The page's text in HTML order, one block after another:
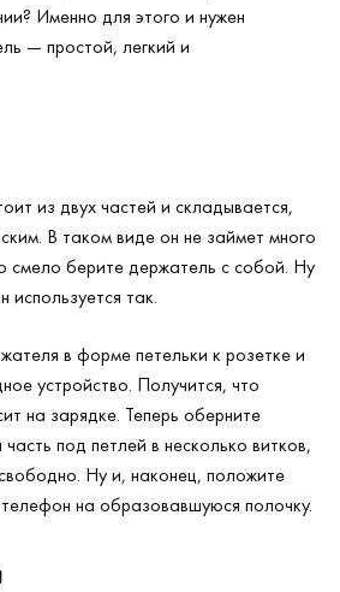
Именно для этого и нужен
— простой, легкий и
из двух частей и складывается,
В таком виде он не займет много
смело берите держатель с собой. Ну
так.
в форме петельки к розетке и
устройство. Получится, что
на зарядке. Теперь оберните
под петлей в несколько витков,
Ну и, наконец, положите
на образовавшуюся полочку.